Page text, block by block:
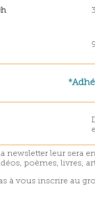
*
newsletter leur sera
poèmes, livres,
à vous inscrire au